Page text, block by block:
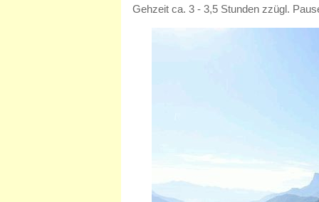
Gehzeit ca. 3 - 3,5 Stunden zzügl.